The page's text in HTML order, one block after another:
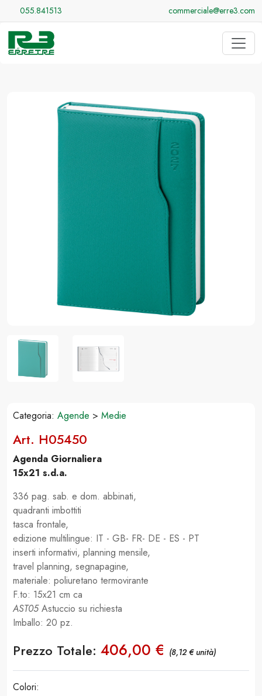
055.841513 commerciale@erre3.com
Categoria: Agende > Medie
Art. H05450
Agenda Giornaliera
15x21 s.d.a.
336 pag. sab. e dom. abbinati,
quadranti imbottiti
tasca frontale,
edizione multilingue: IT - GB- FR- DE - ES - PT
inserti informativi, planning mensile,
travel planning, segnapagine,
materiale: poliuretano termovirante
F.to: 15x21 cm ca
AST05Astuccio su richiesta
Imballo: 20 pz.
Prezzo Totale: 406,00 € (8,12 € unità)
Colori: